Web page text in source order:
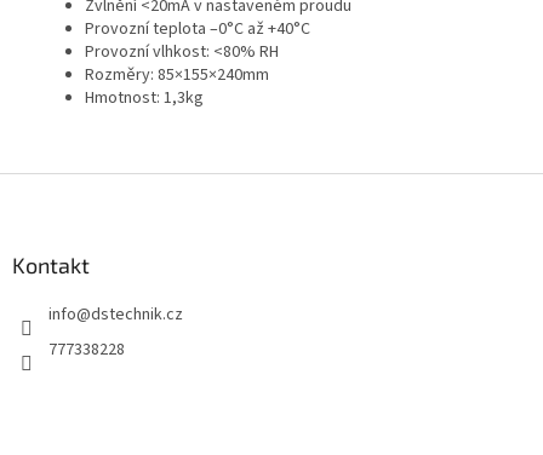
Zvlnění <20mA v nastaveném proudu
Provozní teplota –0°C až +40°C
Provozní vlhkost: <80% RH
Rozměry: 85×155×240mm
Hmotnost: 1,3kg
Kontakt
info@dstechnik.cz
777338228